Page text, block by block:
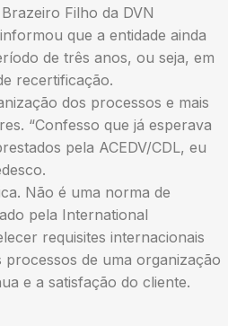
Filho da DVN
que a entidade ainda
de três anos, ou seja, em
recertificação.
dos processos e mais
“Confesso que já esperava
pela ACEDV/CDL, eu
Não é uma norma de
pela International
requisites internacionais
processos de uma organização
e a satisfação do cliente.